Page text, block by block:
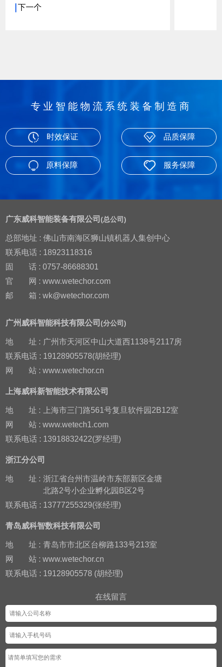
下一个
专业智能物流系统装备制造商
时效保证 品质保障
原料保障 服务保障
在线留言
广东威科智能装备有限公司(总公司)
总部地址 : 佛山市南海区狮山镇机器人集创中心
联系电话 : 18923118316
固
话 : 0757-86688301
官
网 : www.wetechor.com
邮
箱 : wk@wetechor.com
广州威科智能科技有限公司(分公司)
地 址 : 广州市天河区中山大道西1138号2117房
联系电话 : 19128905578(胡经理)
网
站 : www.wetechor.cn
上海威科新智能技术有限公司
地 址 :
上海市三门路561号复旦软件园2B12室
网
站 : www.wetech1.com
联系电话 : 13918832422(罗经理)
浙江分公司
地 址 : 浙江省台州市温岭市东部新区金塘
北路2号小企业孵化园B区2号
联系电话 : 13777255329(张经理)
青岛威科智数科技有限公司
地 址 : 青岛市市北区台柳路133号213室
网
站 : www.wetechor.cn
联系电话 : 19128905578 (胡经理)